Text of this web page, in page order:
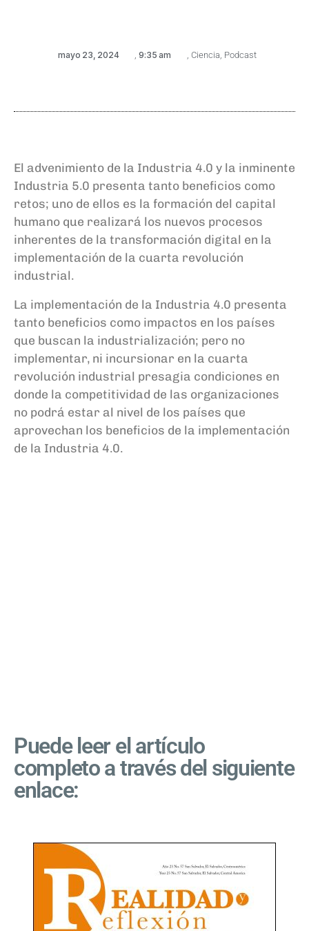
mayo 23, 2024 9:35 am Ciencia Podcast
El advenimiento de la Industria 4.0 y la inminente
Industria 5.0 presenta tanto beneficios como
retos; uno de ellos es la formación del capital
humano que realizará los nuevos procesos
inherentes de la transformación digital en la
implementación de la cuarta revolución
industrial.
La implementación de la Industria 4.0 presenta
tanto beneficios como impactos en los países
que buscan la industrialización; pero no
implementar, ni incursionar en la cuarta
revolución industrial presagia condiciones en
donde la competitividad de las organizaciones
no podrá estar al nivel de los países que
aprovechan los beneficios de la implementación
de la Industria 4.0.
Puede leer el artículo
completo a través del siguiente
enlace: